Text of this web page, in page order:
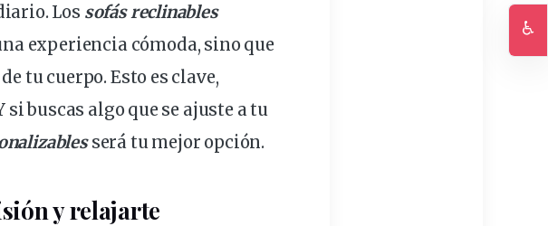
Los sofásreclinables
experienciacómoda, sino que
tucuerpo. Esto es clave,
buscas algo que se ajuste a tu
será tu mejor opción.
y relajarte
♿